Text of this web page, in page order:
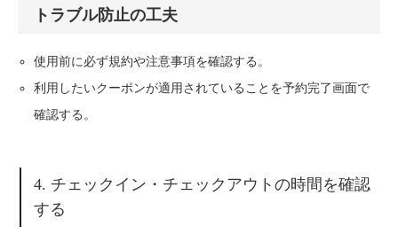
トラブル防止の工夫
使用前に必ず規約や注意事項を確認する。
利用したいクーポンが適用されていることを予約完了画面で
確認する。
4. チェックイン・チェックアウトの時間を確認
する